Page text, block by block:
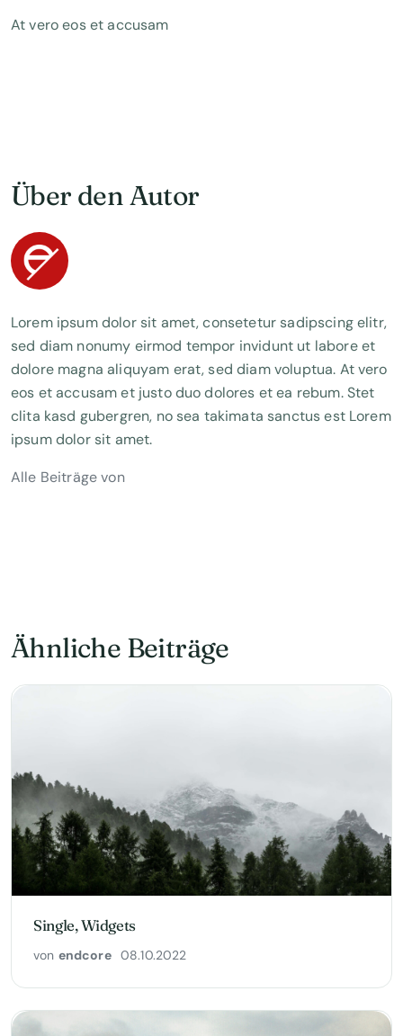
At vero eos et accusam
Über den Autor
Lorem ipsum dolor sit amet, consetetur sadipscing elitr,
sed diam nonumy eirmod tempor invidunt ut labore et
dolore magna aliquyam erat, sed diam voluptua. At vero
eos et accusam et justo duo dolores et ea rebum. Stet
clita kasd gubergren, no sea takimata sanctus est Lorem
ipsum dolor sit amet.
Alle Beiträge von
Ähnliche Beiträge
Single, Widgets
von endcore 08.10.2022